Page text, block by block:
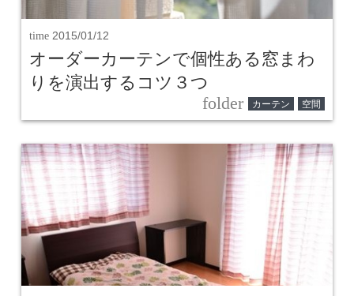
time 2015/01/12
オーダーカーテンで個性ある窓まわ
りを演出するコツ３つ
folder カーテン 空間